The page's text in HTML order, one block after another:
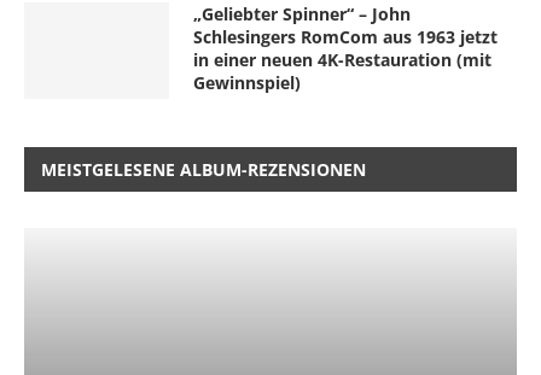
„Geliebter Spinner“ – John
Schlesingers RomCom aus 1963 jetzt
in einer neuen 4K-Restauration (mit
Gewinnspiel)
MEISTGELESENE ALBUM-REZENSIONEN